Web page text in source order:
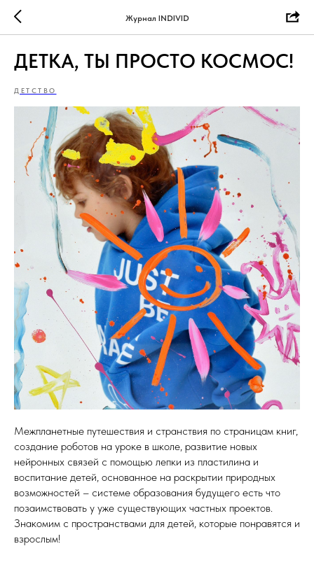
Журнал INDIVID
ДЕТКА, ТЫ ПРОСТО КОСМОС!
ДЕТСТВО
Межпланетные путешествия и странствия по страницам книг,
создание роботов на уроке в школе, развитие новых
нейронных связей с помощью лепки из пластилина и
воспитание детей, основанное на раскрытии природных
возможностей – системе образования будущего есть что
позаимствовать у уже существующих частных проектов.
Знакомим с пространствами для детей, которые понравятся и
взрослым!